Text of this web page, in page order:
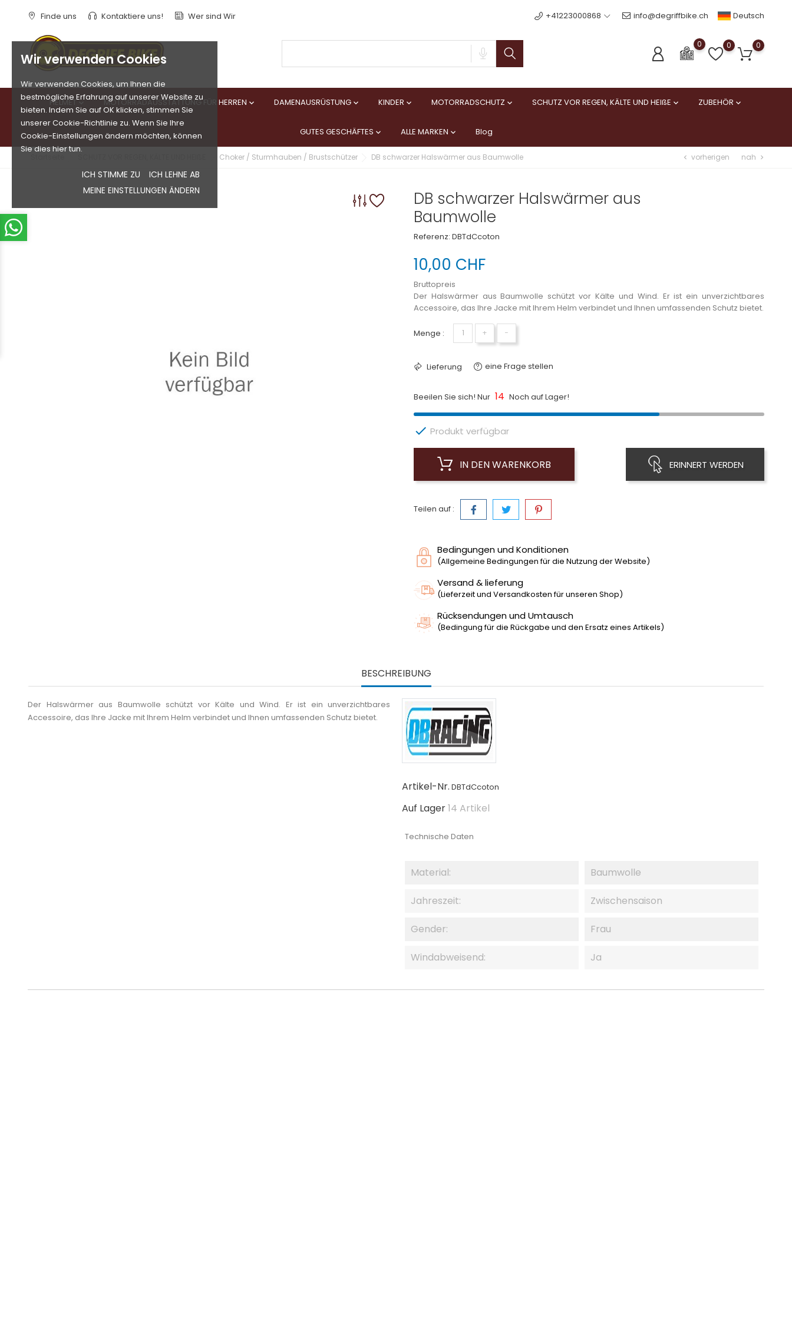
Wir verwenden Cookies
Wir verwenden Cookies, um Ihnen die
bestmögliche Erfahrung auf unserer Website zu
bieten. Indem Sie auf OK klicken, stimmen Sie
unserer Cookie-Richtlinie zu. Wenn Sie Ihre
Cookie-Einstellungen ändern möchten, können
Sie dies hier tun.
ICH STIMME ZU
ICH LEHNE AB
MEINE EINSTELLUNGEN ÄNDERN
Finde uns Kontaktiere uns! Wer sind Wir +41223000868 info@degriffbike.ch Deutsch
0 0 0
HELMET MOTORRADAUSSTATTUNG FÜR HERREN  DAMENAUSRÜSTUNG KINDER  MOTORRADSCHUTZ  SCHUTZ VOR REGEN, KÄLTE UND HEIßE  ZUBEHÖR 
GUTES GESCHÄFTES  ALLE MARKEN  Blog
Choker / Sturmhauben / Brustschützer DB schwarzer Halswärmer aus Baumwolle chevron_left vorherigen nah chevron_right
DB schwarzer Halswärmer aus
Baumwolle
Referenz: DBTdCcoton
10,00 CHF
Bruttopreis
Der Halswärmer aus Baumwolle schützt vor Kälte und Wind. Er ist ein unverzichtbares
Accessoire, das Ihre Jacke mit Ihrem Helm verbindet und Ihnen umfassenden Schutz bietet.
Menge : + −
Lieferung eine Frage stellen
Beeilen Sie sich! Nur 14 Noch auf Lager!
 Produkt verfügbar
IN DEN WARENKORB ERINNERT WERDEN
Teilen auf :
Bedingungen und Konditionen
(Allgemeine Bedingungen für die Nutzung der Website)
Versand & lieferung
(Lieferzeit und Versandkosten für unseren Shop)
Rücksendungen und Umtausch
(Bedingung für die Rückgabe und den Ersatz eines Artikels)
BESCHREIBUNG
Der Halswärmer aus Baumwolle schützt vor Kälte und Wind. Er ist ein unverzichtbares
Accessoire, das Ihre Jacke mit Ihrem Helm verbindet und Ihnen umfassenden Schutz bietet.
Artikel-Nr. DBTdCcoton
Auf Lager14 Artikel
Technische Daten
Material: Baumwolle
Jahreszeit: Zwischensaison
Gender: Frau
Windabweisend: Ja